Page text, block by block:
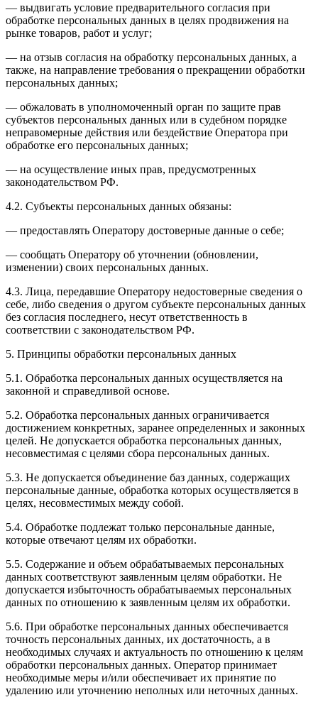
— выдвигать условие предварительного согласия при
обработке персональных данных в целях продвижения на
рынке товаров, работ и услуг;
— на отзыв согласия на обработку персональных данных, а
также, на направление требования о прекращении обработки
персональных данных;
— обжаловать в уполномоченный орган по защите прав
субъектов персональных данных или в судебном порядке
неправомерные действия или бездействие Оператора при
обработке его персональных данных;
— на осуществление иных прав, предусмотренных
законодательством РФ.
4.2. Субъекты персональных данных обязаны:
— предоставлять Оператору достоверные данные о себе;
— сообщать Оператору об уточнении (обновлении,
изменении) своих персональных данных.
4.3. Лица, передавшие Оператору недостоверные сведения о
себе, либо сведения о другом субъекте персональных данных
без согласия последнего, несут ответственность в
соответствии с законодательством РФ.
5. Принципы обработки персональных данных
5.1. Обработка персональных данных осуществляется на
законной и справедливой основе.
5.2. Обработка персональных данных ограничивается
достижением конкретных, заранее определенных и законных
целей. Не допускается обработка персональных данных,
несовместимая с целями сбора персональных данных.
5.3. Не допускается объединение баз данных, содержащих
персональные данные, обработка которых осуществляется в
целях, несовместимых между собой.
5.4. Обработке подлежат только персональные данные,
которые отвечают целям их обработки.
5.5. Содержание и объем обрабатываемых персональных
данных соответствуют заявленным целям обработки. Не
допускается избыточность обрабатываемых персональных
данных по отношению к заявленным целям их обработки.
5.6. При обработке персональных данных обеспечивается
точность персональных данных, их достаточность, а в
необходимых случаях и актуальность по отношению к целям
обработки персональных данных. Оператор принимает
необходимые меры и/или обеспечивает их принятие по
удалению или уточнению неполных или неточных данных.